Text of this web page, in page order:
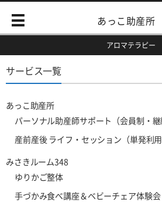
あっこ助産所
アロマテラピー
サービス一覧
あっこ助産所
パーソナル助産師サポート（会員制・継
産前産後 ライフ・セッション（単発利用
みさきルーム348
ゆりかご整体
手づかみ食べ講座＆ベビーチェア体験会